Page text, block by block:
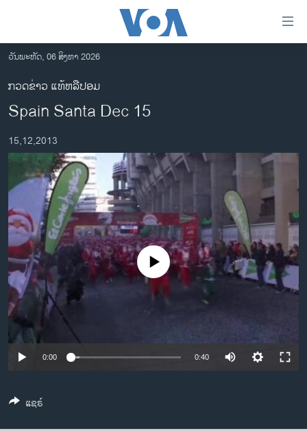
ເຂົ້າ
ຫາ
ຂ້າມ
ຂ້າມ
ໄປ
ຫາ
ຄົ້ນ
ອາເມຣິກາ
ການເລືອກຕັ້ງ ປະທານາທີບໍດີ ສະຫະລັດ 2024
ຂ່າວ​ຈີນ
ໂລກ
ເອເຊຍ
ອິດສະຫຼະພາບດ້ານການຂ່າວ
ຊີວິດຊາວລາວ
ຊຸມຊົນຊາວລາວ
ວິທະຍາສາດ-ເທັກໂນໂລຈີ
ທຸລະກິດ
ພາສາອັງກິດ
ວີດີໂອ
ວັນພະຫັດ, 06 ສິງຫາ 2026
ກວດຂ່າວ ແທ້ຫລືປອມ
Spain Santa Dec 15
15,12,2013
No media source currently available
0:00 0:40
ແຊຣ໌